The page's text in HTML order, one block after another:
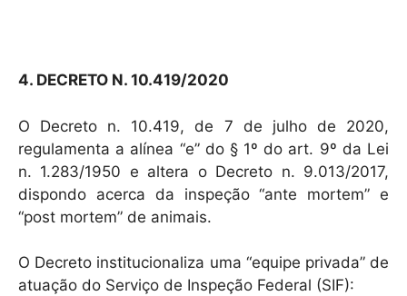
4. DECRETO N. 10.419/2020
O Decreto n. 10.419, de 7 de julho de 2020,
regulamenta a alínea “e” do § 1º do art. 9º da Lei
n. 1.283/1950 e altera o Decreto n. 9.013/2017,
dispondo acerca da inspeção “ante mortem” e
“post mortem” de animais.
O Decreto institucionaliza uma “equipe privada” de
atuação do Serviço de Inspeção Federal (SIF):